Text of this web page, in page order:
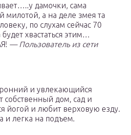
дамочки, сама
милотой, а на деле змея та
по слухам сейчас 70
хвастаться этим…
— Пользователь из сети
и увлекающийся
собственный дом, сад и
йогой и любит верховую езду.
и легка на подъем.